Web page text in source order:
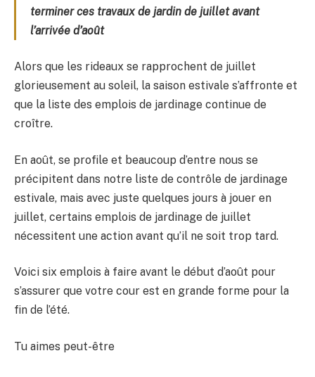
terminer ces travaux de jardin de juillet avant
l’arrivée d’août
Alors que les rideaux se rapprochent de juillet
glorieusement au soleil, la saison estivale s’affronte et
que la liste des emplois de jardinage continue de
croître.
En août, se profile et beaucoup d’entre nous se
précipitent dans notre liste de contrôle de jardinage
estivale, mais avec juste quelques jours à jouer en
juillet, certains emplois de jardinage de juillet
nécessitent une action avant qu’il ne soit trop tard.
Voici six emplois à faire avant le début d’août pour
s’assurer que votre cour est en grande forme pour la
fin de l’été.
Tu aimes peut-être